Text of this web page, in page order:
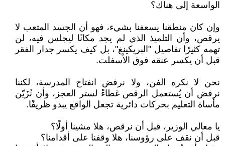
الواسعة إلى هناك؟
وإن كان منطقنا يسعفنا بشيء، فهو أن الجسد المتعب لا
يرقص، وأن التلميذ الذي لم يجد مكانًا ليجلس فيه، لن
تهمه كثيرًا تفاصيل "البريكينغ"، بل كيف يكسر جدار الفقر
قبل أن يكسر عنقه فوق الأسفلت.
نحن لا نكره الفن، ولا نرفض انفتاح المدرسة، لكننا
نرفض أن يُستعمل الرقص غطاءً لستر العجز، وأن نُزَيّن
مأساة التعليم بحركات دائرية تجعل الواقع يبدو ظريفًا.
يا معالي الوزير، قبل أن نرقص، هلا مشينا أولًا؟
قبل أن نقف على رؤوسنا، هلا وقفنا على أقدامنا؟